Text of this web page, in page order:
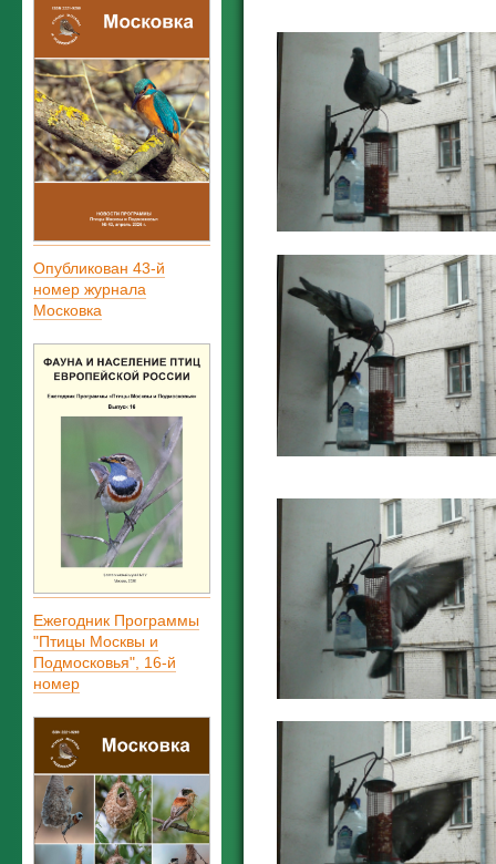
Опубликован 43-й
номер журнала
Московка
Ежегодник Программы
"Птицы Москвы и
Подмосковья", 16-й
номер